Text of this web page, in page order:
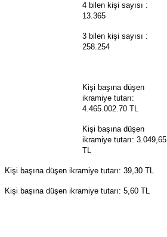
4 bilen kişi sayısı :
13.365
3 bilen kişi sayısı :
258.254
Kişi başına düşen
ikramiye tutarı:
4.465.002.70 TL
Kişi başına düşen
ikramiye tutarı: 3.049,65
TL
Kişi başına düşen ikramiye tutarı: 39,30 TL
Kişi başına düşen ikramiye tutarı: 5,60 TL